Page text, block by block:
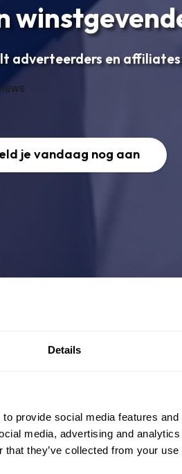
Details
provide social media features
media, advertising and
they’ve collected from your
adverteerders en
je vandaag nog aan